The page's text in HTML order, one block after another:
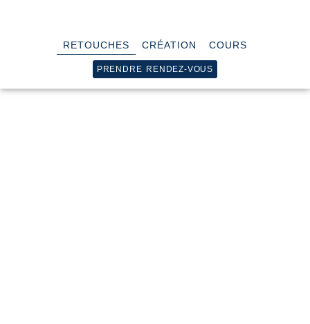
RETOUCHES CRÉATION COURS
PRENDRE RENDEZ-VOUS